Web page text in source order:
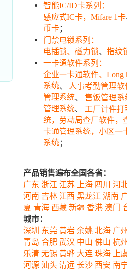
智能IC/ID卡系列：
感应式IC卡，Mifare 1卡
币卡；
门禁电锁系列：
电插锁、磁力锁、 指纹
一卡通软件系列：
企业一卡通软件、
系统、 人事考勤管理
管理系统、 售饭管理系
管理系统、 工厂计件打
统，劳动局查厂软件，
卡通管理系统，小区一
系统；
产品销售遍布全国各省：
广东 浙江 江苏 上海 四川
河
河南 吉林 江西 黑龙江 湖南
夏 青海 西藏 新疆 香港 澳门
城市：
深圳 东莞 黄岩 余姚 北海 广
青岛 合肥 武汉 中山 佛山 杭
乐清 无锡 黄骅 大连 珠海
上
河源 汕头 清远 长沙 西安 南